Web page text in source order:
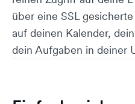
über eine SSL
auf deinen Kalender,
dein Aufgaben in deiner